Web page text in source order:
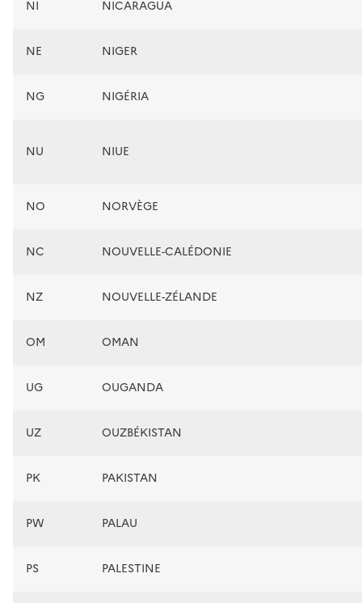
NI NICARAGUA
NE NIGER
NG NIGÉRIA
NU NIUE
NO NORVÈGE
NC NOUVELLE-CALÉDONIE
NZ NOUVELLE-ZÉLANDE
OM OMAN
UG OUGANDA
UZ OUZBÉKISTAN
PK PAKISTAN
PW PALAU
PS PALESTINE